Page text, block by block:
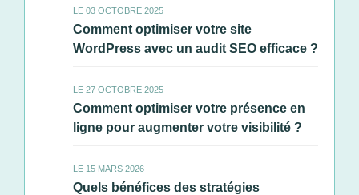
LE 03 OCTOBRE 2025
Comment optimiser votre site
WordPress avec un audit SEO efficace ?
LE 27 OCTOBRE 2025
Comment optimiser votre présence en
ligne pour augmenter votre visibilité ?
LE 15 MARS 2026
Quels bénéfices des stratégies